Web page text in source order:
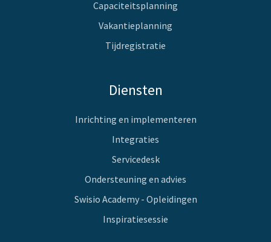
Capaciteitsplanning
Vakantieplanning
Tijdregistratie
Diensten
Inrichting en implementeren
Integraties
Servicedesk
Ondersteuning en advies
Swisio Academy - Opleidingen
Inspiratiesessie